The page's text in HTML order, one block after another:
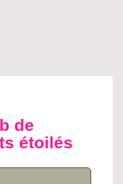
de
étoilés